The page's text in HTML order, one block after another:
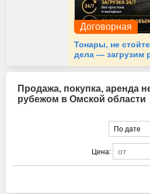
Договорная
Тонары, не
дела — загрузим
24/7
Продажа, покупка, аренда
рубежом в Омской области
По дате
Цена: